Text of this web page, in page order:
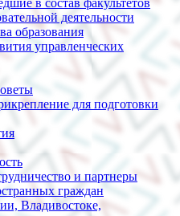
в состав факультетов
деятельности
образования
управленческих
для подготовки
и партнеры
граждан
Владивостоке,